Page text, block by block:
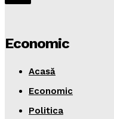
Economic
Acasă
Economic
Politica